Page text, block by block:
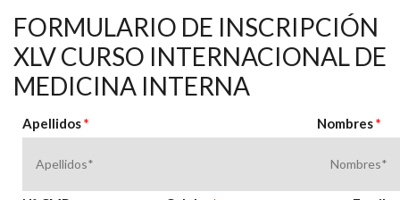
FORMULARIO DE INSCRIPCIÓN
XLV CURSO INTERNACIONAL DE
MEDICINA INTERNA
Apellidos* Nombres*